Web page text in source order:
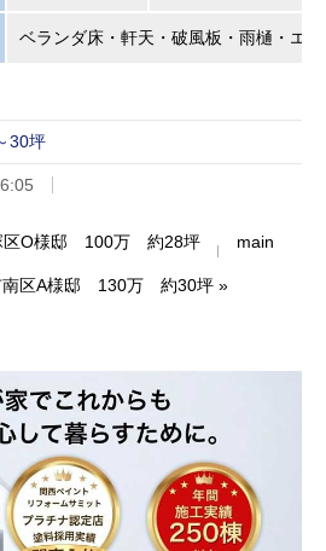
ベランダ床・軒天・破風板・雨樋・エ
30坪
区O様邸 100万 約28坪 main
南区A様邸 130万 約30坪»